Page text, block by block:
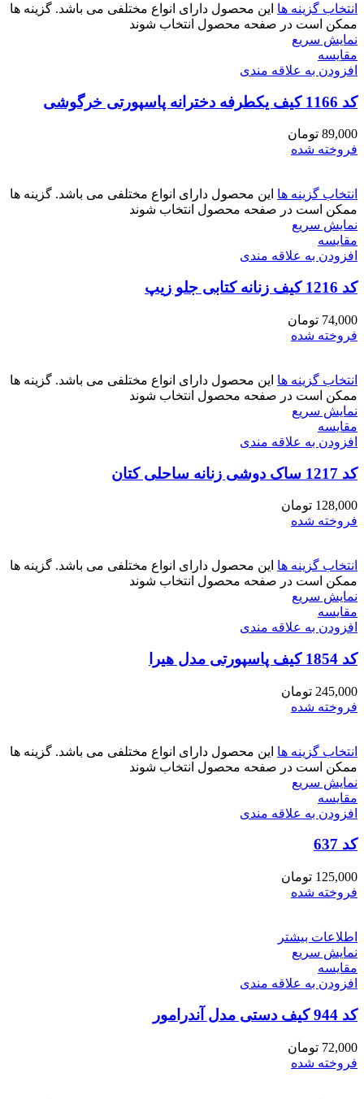
انتخاب گزینه ها این محصول دارای انواع مختلفی می باشد. گزینه ها
ممکن است در صفحه محصول انتخاب شوند
نمایش سریع
مقايسه
افزودن به علاقه مندی
کد 1166 کیف یکطرفه دخترانه پاسپورتی خرگوشی
89,000 تومان
فروخته شده
انتخاب گزینه ها این محصول دارای انواع مختلفی می باشد. گزینه ها
ممکن است در صفحه محصول انتخاب شوند
نمایش سریع
مقايسه
افزودن به علاقه مندی
کد 1216 کیف زنانه کتابی جلو زیپ
74,000 تومان
فروخته شده
انتخاب گزینه ها این محصول دارای انواع مختلفی می باشد. گزینه ها
ممکن است در صفحه محصول انتخاب شوند
نمایش سریع
مقايسه
افزودن به علاقه مندی
کد 1217 ساک دوشی زنانه ساحلی کتان
128,000 تومان
فروخته شده
انتخاب گزینه ها این محصول دارای انواع مختلفی می باشد. گزینه ها
ممکن است در صفحه محصول انتخاب شوند
نمایش سریع
مقايسه
افزودن به علاقه مندی
کد 1854 کیف پاسپورتی مدل هیرا
245,000 تومان
فروخته شده
انتخاب گزینه ها این محصول دارای انواع مختلفی می باشد. گزینه ها
ممکن است در صفحه محصول انتخاب شوند
نمایش سریع
مقايسه
افزودن به علاقه مندی
کد 637
125,000 تومان
فروخته شده
اطلاعات بیشتر
نمایش سریع
مقايسه
افزودن به علاقه مندی
کد 944 کیف دستی مدل آندرامور
72,000 تومان
فروخته شده